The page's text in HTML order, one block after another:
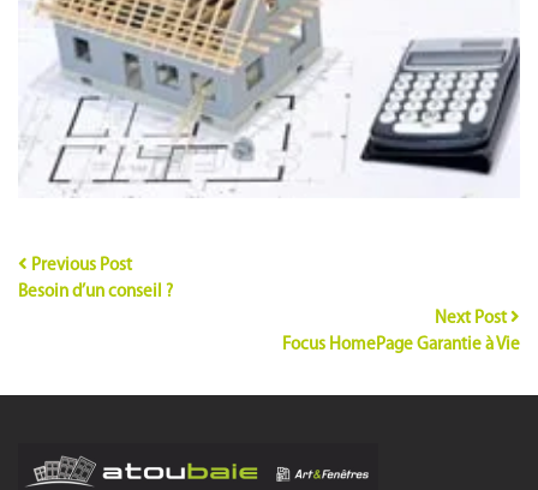
Previous Post
Besoin d’un conseil ?
Next Post
Focus HomePage Garantie à Vie